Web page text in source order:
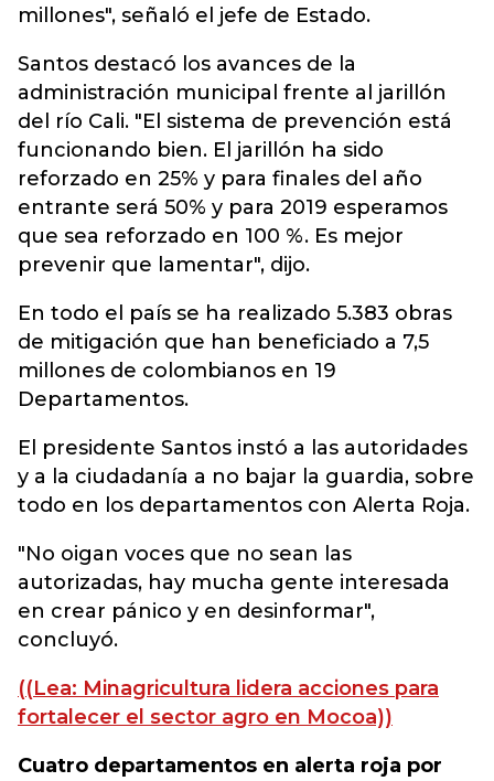
millones", señaló el jefe de Estado.
Santos destacó los avances de la
administración municipal frente al jarillón
del río Cali. "El sistema de prevención está
funcionando bien. El jarillón ha sido
reforzado en 25% y para finales del año
entrante será 50% y para 2019 esperamos
que sea reforzado en 100 %. Es mejor
prevenir que lamentar", dijo.
En todo el país se ha realizado 5.383 obras
de mitigación que han beneficiado a 7,5
millones de colombianos en 19
Departamentos.
El presidente Santos instó a las autoridades
y a la ciudadanía a no bajar la guardia, sobre
todo en los departamentos con Alerta Roja.
"No oigan voces que no sean las
autorizadas, hay mucha gente interesada
en crear pánico y en desinformar",
concluyó.
((Lea: Minagricultura lidera acciones para
fortalecer el sector agro en Mocoa))
Cuatro departamentos en alerta roja por